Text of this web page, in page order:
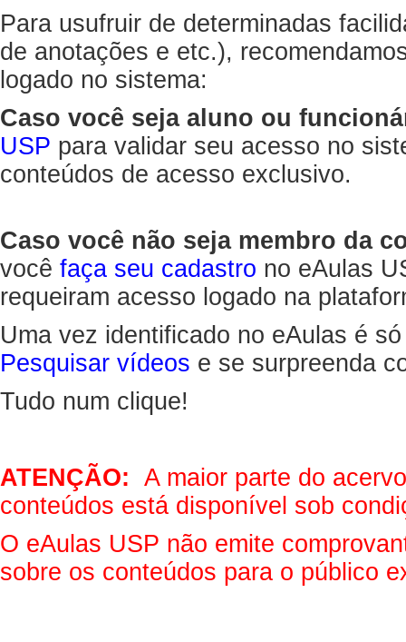
Para usufruir de determinadas
de anotações e etc.),
logado no sistema:
Caso você seja aluno ou
USP para validar seu acesso no
conteúdos de acesso exclusivo.
Caso você não seja membro da
você faça seu cadastro no eAulas
requeiram acesso logado na
Uma vez identificado no eAulas é
Pesquisar vídeos e se surpreenda
Tudo num clique!
ATENÇÃO: A maior parte do
conteúdos está disponível sob
O eAulas USP não emite
sobre os conteúdos para o público